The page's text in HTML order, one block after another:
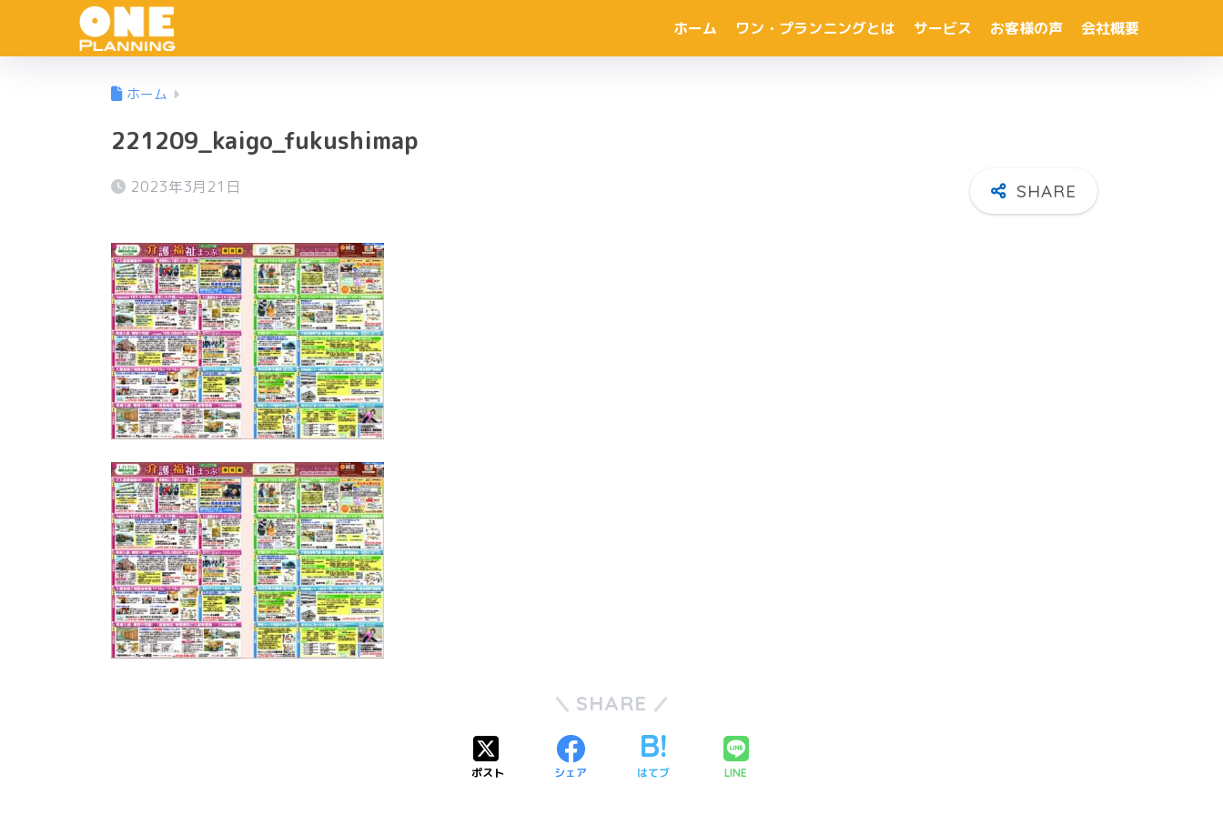
ホーム ワン・プランニングとは サービス お客様の声 会社概要
ホーム
221209_kaigo_fukushimap
2023年3月21日
SHARE
ポスト シェア はてブ LINE